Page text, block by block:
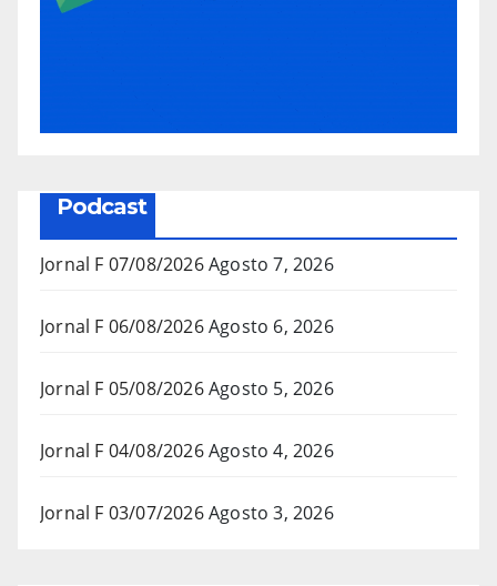
Podcast
Jornal F 07/08/2026Agosto 7, 2026
Jornal F 06/08/2026Agosto 6, 2026
Jornal F 05/08/2026Agosto 5, 2026
Jornal F 04/08/2026Agosto 4, 2026
Jornal F 03/07/2026Agosto 3, 2026